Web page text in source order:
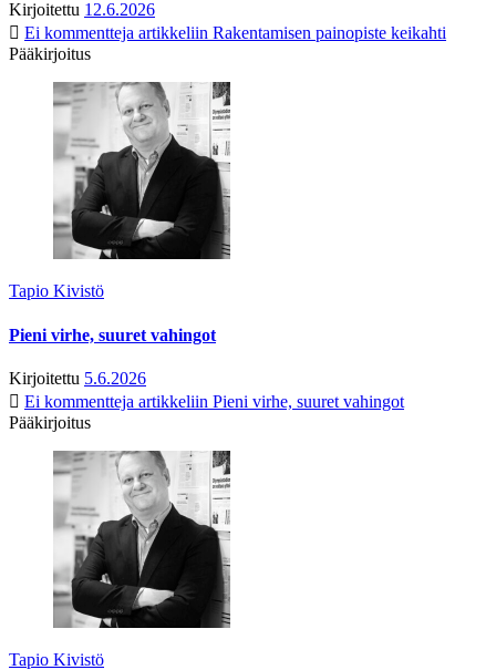
Kirjoitettu 12.6.2026
Ei kommentteja artikkeliin Rakentamisen painopiste keikahti
Pääkirjoitus
Tapio Kivistö
Pieni virhe, suuret vahingot
Kirjoitettu 5.6.2026
Ei kommentteja artikkeliin Pieni virhe, suuret vahingot
Pääkirjoitus
Tapio Kivistö